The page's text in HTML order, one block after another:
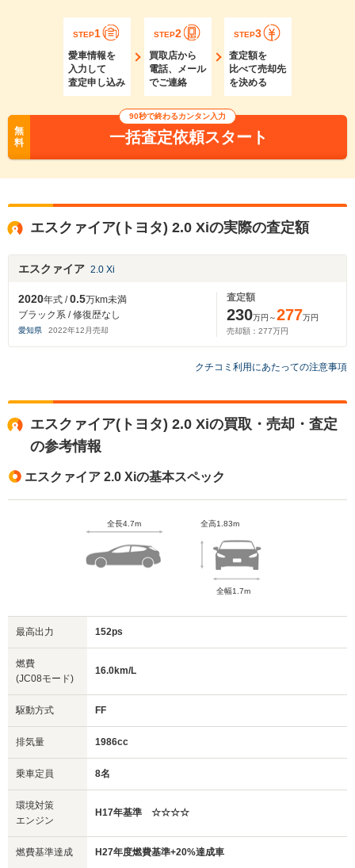
STEP1
愛車情報を
入力して
査定申し込み
STEP2
買取店から
電話、メール
でご連絡
STEP3
査定額を
比べて売却先
を決める
無
料
90秒で終わるカンタン入力
一括査定依頼スタート
エスクァイア(トヨタ) 2.0 Xiの実際の査定額
エスクァイア 2.0 Xi
2020年式 /0.5万km未満
ブラック系 / 修復歴なし
愛知県 2022年12 月売却
査定額
230万円～277万円
売却額： 277万円
クチコミ利用にあたっての注意事項
エスクァイア(トヨタ) 2.0 Xiの買取・売却・査定
の参考情報
エスクァイア 2.0 Xiの基本スペック
全長4.7m 全高1.83m
全幅1.7m
最高出力 152ps
燃費
(JC08モード)
16.0km/L
駆動方式 FF
排気量 1986cc
乗車定員 8名
環境対策
エンジン
H17年基準 ☆☆☆☆
燃費基準達成 H27年度燃費基準+20%達成車